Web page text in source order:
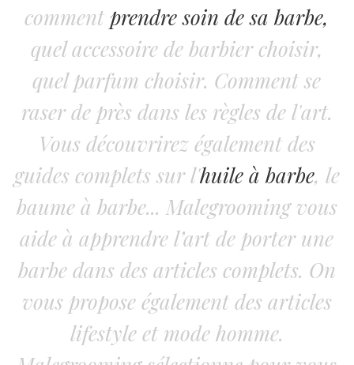
commentprendre soin de sa barbe,
quel accessoire de barbier choisir,
quel parfum choisir. Comment se
raser de près dans les règles de l'art.
Vous découvrirez également des
guides complets sur l'huile à barbe, le
baume à barbe... Malegrooming vous
aide à apprendre l’art de porter une
barbe dans des articles complets. On
vous propose également des articles
lifestyle et mode homme.